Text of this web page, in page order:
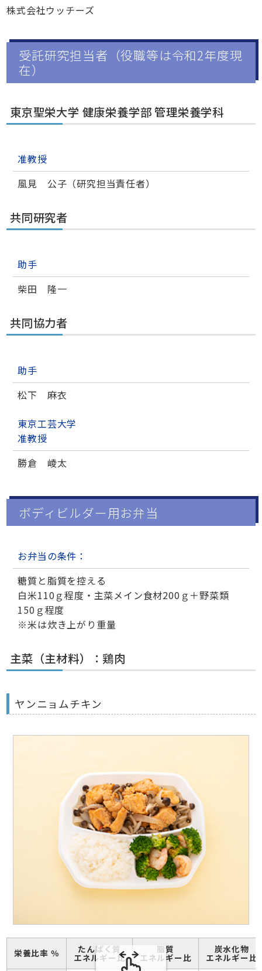
株式会社ウッチーズ
受託研究担当者（役職等は令和2年度現
在）
東京聖栄大学 健康栄養学部 管理栄養学科
准教授
風見 公子（研究担当責任者）
共同研究者
助手
柴田 隆一
共同協力者
助手
松下 麻衣
東京工芸大学
准教授
勝倉 崚太
ボディビルダー用お弁当
お弁当の条件：
糖質と脂質を控える
白米110ｇ程度・主菜メイン食材200ｇ＋野菜類
150ｇ程度
※米は炊き上がり重量
主菜（主材料）：鶏肉
ヤンニョムチキン
栄養比率 ％ たんぱく質
エネルギー比
脂質
エネルギー比
炭水化物
エネルギー比